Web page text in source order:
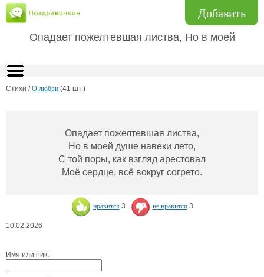
Добавить
Опадает пожелтевшая листва, Но в моей
Стихи /О любви (41 шт.)
Опадает пожелтевшая листва,
Но в моей душе навеки лето,
С той поры, как взгляд арестовал
Моё сердце, всё вокруг согрето.
нравится 3 не нравится 3
10.02.2026
Имя или ник: